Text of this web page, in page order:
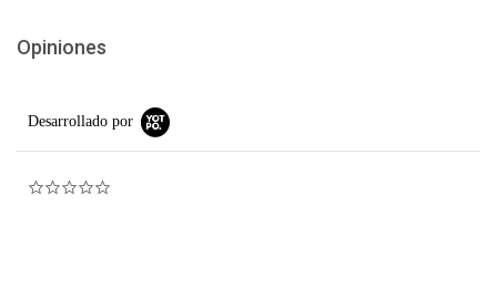
Opiniones
Desarrollado por